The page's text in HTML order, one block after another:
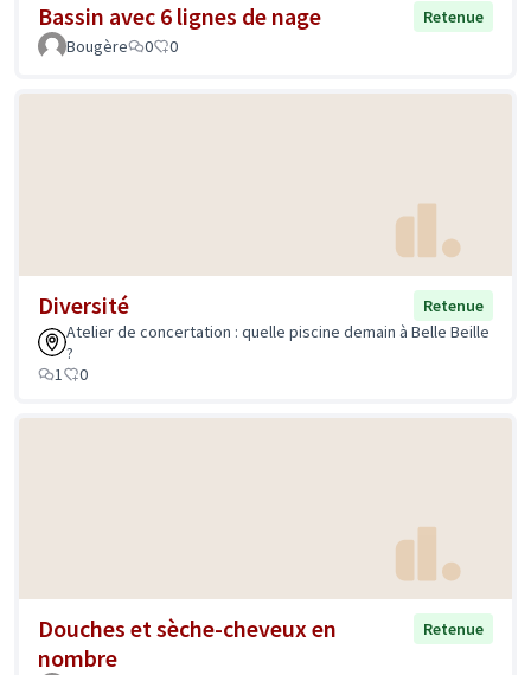
Bassin avec 6 lignes de nage
Retenue
Bougère
0 0
Diversité
Retenue
Atelier de concertation : quelle piscine demain à Belle Beille
?
1
0
Douches et sèche-cheveux en
nombre
Retenue